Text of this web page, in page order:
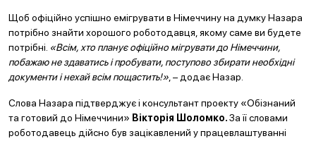
Щоб офіційно успішно емігрувати в Німеччину на думку Назара
потрібно знайти хорошого роботодавця, якому саме ви будете
потрібні. «Всім, хто планує офіційно мігрувати до Німеччини,
побажаю не здаватись і пробувати, поступово збирати необхідні
документи і нехай всім пощастить!» , – додає Назар.
Слова Назара підтверджує і консультант проекту «Обізнаний
та готовий до Німеччини» Вікторія Шоломко.За її словами
роботодавець дійсно був зацікавлений у працевлаштуванні